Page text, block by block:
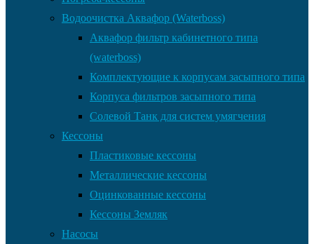
Водоочистка Аквафор (Waterboss)
Аквафор фильтр кабинетного типа
(waterboss)
Комплектующие к корпусам засыпного типа
Корпуса фильтров засыпного типа
Солевой Танк для систем умягчения
Кессоны
Пластиковые кессоны
Металлические кессоны
Оцинкованные кессоны
Кессоны Земляк
Насосы